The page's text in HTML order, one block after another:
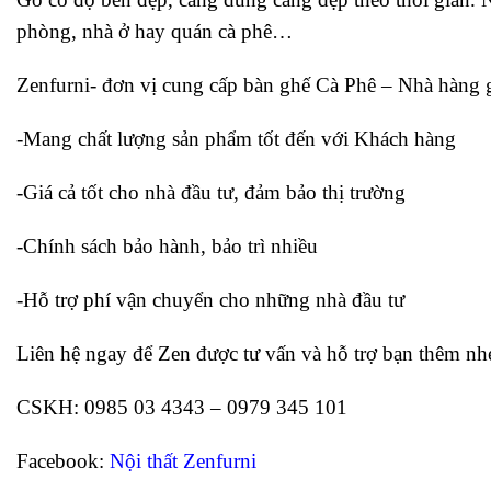
phòng, nhà ở hay quán cà phê…
Zenfurni- đơn vị cung cấp bàn ghế Cà Phê – Nhà hàng
-Mang chất lượng sản phẩm tốt đến với Khách hàng
-Giá cả tốt cho nhà đầu tư, đảm bảo thị trường
-Chính sách bảo hành, bảo trì nhiều
-Hỗ trợ phí vận chuyển cho những nhà đầu tư
Liên hệ ngay để Zen được tư vấn và hỗ trợ bạn thêm
CSKH: 0985 03 4343 – 0979 345 101
Facebook: Nội thất Zenfurni